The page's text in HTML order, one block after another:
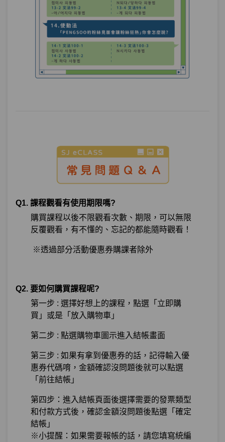
Q1. 課程觀看有使用期限嗎?
購買課程以後不限觀看次數、期限，可以無限
反覆觀看，有不懂的、忘記的都能隨時觀看！
※透過部分活動優惠券購課者除外
Q2. 要如何購買課程呢?
第一步 : 選擇好想上的課程，點選「立即購
買」或是「放入購物車」
第二步 : 點選購物車圖示進入結帳畫面
第三步 : 如果有拿到優惠券的話，記得輸入優
惠券代碼唷，金額確認沒問題後就可以點選
「前往結帳」
第四步：進入結帳頁面後選擇需要的發票類型
和付款方式後，確認金額沒問題後點選「確定
結帳」
※小提醒：如果需要報帳的話，請您填寫統編